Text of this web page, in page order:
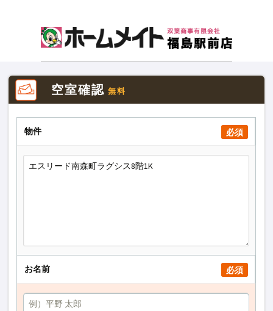
空室確認 無料
物件 必須
お名前 必須